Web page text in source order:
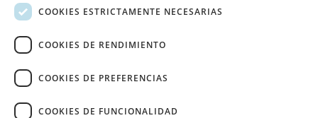
SALDOS ELITE FIT FITNESS
DESPORTOS AQUÁTICOS
COOKIES ESTRICTAMENTE NECESARIAS
COOKIES DE RENDIMIENTO
COOKIES DE PREFERENCIAS
COOKIES DE FUNCIONALIDAD